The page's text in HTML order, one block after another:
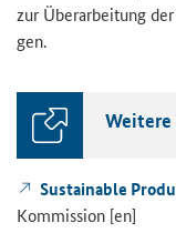
zur Über­ar­bei­tung
gen.
Sus­tain­able
Kommission [en]